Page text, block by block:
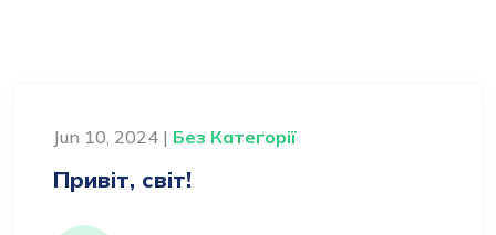
Jun 10, 2024 | Без Категорії
Привіт, світ!